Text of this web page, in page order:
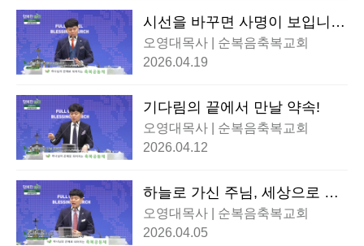
시선을 바꾸면 사명이 보입니
다!
오영대목사 | 순복음축복교회
2026.04.19
기다림의 끝에서 만날 약속!
오영대목사 | 순복음축복교회
2026.04.12
하늘로 가신 주님, 세상으로 보
냄받은 우리!
오영대목사 | 순복음축복교회
2026.04.05